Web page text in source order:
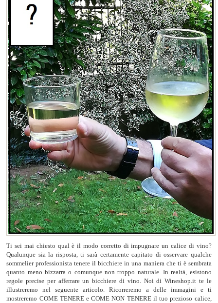
DESSERT
NON SOLO VINO
REGALI
CLUBWINESHOP.IT
TROVAIL TUO VINO
Ti sei mai chiesto qual è il modo corretto di impugnare un calice di vino?
Qualunque sia la risposta, ti sarà certamente capitato di osservare qualche
sommelier professionista tenere il bicchiere in una maniera che ti è sembrata
quanto meno bizzarra o comunque non troppo naturale. In realtà, esistono
regole precise per afferrare un bicchiere di vino. Noi di Wineshop.it te le
illustreremo nel seguente articolo. Ricorreremo a delle immagini e ti
mostreremo COME TENERE e COME NON TENERE il tuo prezioso calice,